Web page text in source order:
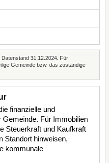
31.12.2024. Für
Gemeinde bzw. das zuständige
finanzielle und
Für Immobilien
Steuerkraft und Kaufkraft
Standort hinweisen,
kommunale